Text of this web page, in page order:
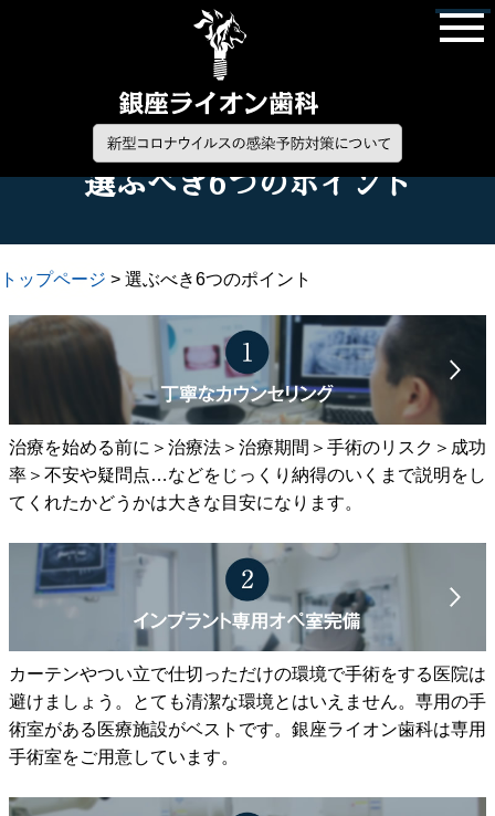
選ぶべき6つのポイント
トップページ > 選ぶべき6つのポイント
治療を始める前に＞治療法＞治療期間＞手術のリスク＞成功
率＞不安や疑問点…などをじっくり納得のいくまで説明をし
てくれたかどうかは大きな目安になります。
カーテンやつい立で仕切っただけの環境で手術をする医院は
避けましょう。とても清潔な環境とはいえません。専用の手
術室がある医療施設がベストです。銀座ライオン歯科は専用
手術室をご用意しています。